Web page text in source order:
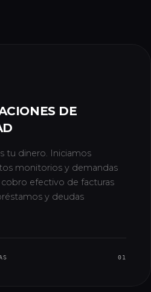
DE
tu dinero. Iniciamos
monitorios y demandas
cobro efectivo de facturas
y deudas
01